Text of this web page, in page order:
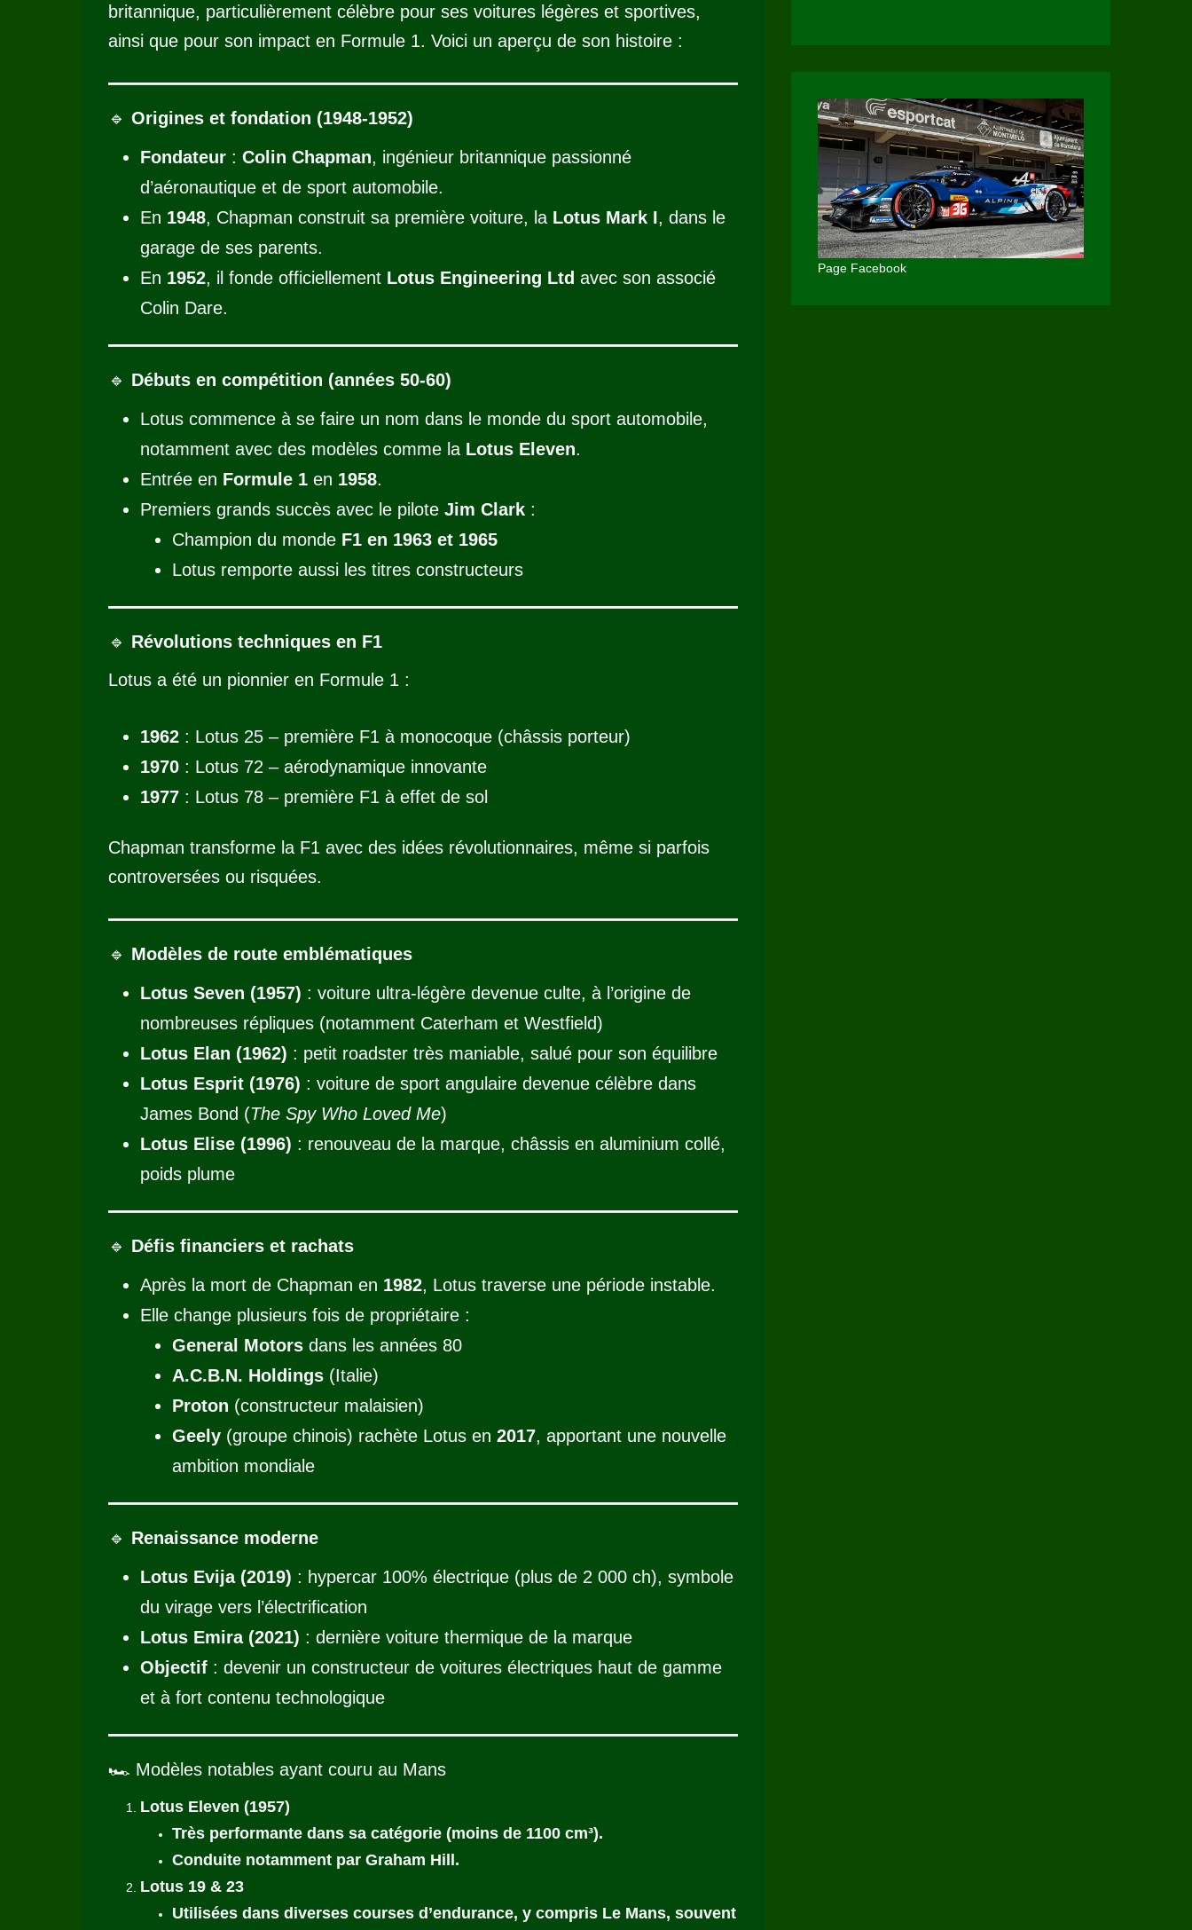
britannique, particulièrement célèbre pour ses voitures légères et sportives,
ainsi que pour son impact en Formule 1. Voici un aperçu de son histoire :
🔹 Origines et fondation (1948-1952)
Fondateur : Colin Chapman, ingénieur britannique passionné
d’aéronautique et de sport automobile.
En 1948, Chapman construit sa première voiture, la Lotus Mark I, dans le
garage de ses parents.
En 1952, il fonde officiellement Lotus Engineering Ltd avec son associé
Colin Dare.
🔹 Débuts en compétition (années 50-60)
Lotus commence à se faire un nom dans le monde du sport automobile,
notamment avec des modèles comme la Lotus Eleven.
Entrée en Formule 1 en 1958.
Premiers grands succès avec le pilote Jim Clark :
Champion du monde F1 en 1963 et 1965
Lotus remporte aussi les titres constructeurs
🔹 Révolutions techniques en F1
Lotus a été un pionnier en Formule 1 :
1962 : Lotus 25 – première F1 à monocoque (châssis porteur)
1970 : Lotus 72 – aérodynamique innovante
1977 : Lotus 78 – première F1 à effet de sol
Chapman transforme la F1 avec des idées révolutionnaires, même si parfois
controversées ou risquées.
🔹 Modèles de route emblématiques
Lotus Seven (1957) : voiture ultra-légère devenue culte, à l’origine de
nombreuses répliques (notamment Caterham et Westfield)
Lotus Elan (1962) : petit roadster très maniable, salué pour son équilibre
Lotus Esprit (1976) : voiture de sport angulaire devenue célèbre dans
James Bond (The Spy Who Loved Me)
Lotus Elise (1996) : renouveau de la marque, châssis en aluminium collé,
poids plume
🔹 Défis financiers et rachats
Après la mort de Chapman en 1982, Lotus traverse une période instable.
Elle change plusieurs fois de propriétaire :
General Motors dans les années 80
A.C.B.N. Holdings (Italie)
Proton (constructeur malaisien)
Geely (groupe chinois) rachète Lotus en 2017, apportant une nouvelle
ambition mondiale
🔹 Renaissance moderne
Lotus Evija (2019) : hypercar 100% électrique (plus de 2 000 ch), symbole
du virage vers l’électrification
Lotus Emira (2021) : dernière voiture thermique de la marque
Objectif : devenir un constructeur de voitures électriques haut de gamme
et à fort contenu technologique
🏎️ Modèles notables ayant couru au Mans
Lotus Eleven (1957)
Très performante dans sa catégorie (moins de 1100 cm³).
Conduite notamment par Graham Hill.
Lotus 19 & 23
Utilisées dans diverses courses d’endurance, y compris Le Mans, souvent
Page Facebook